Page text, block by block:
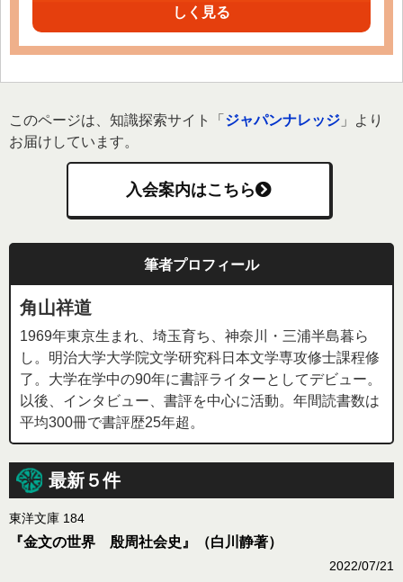
しく見る
このページは、知識探索サイト「 ジャパンナレッジ 」より
お届けしています。
入会案内はこちら
筆者プロフィール
角山祥道
1969年東京生まれ、埼玉育ち、神奈川・三浦半島暮ら
し。明治大学大学院文学研究科日本文学専攻修士課程修
了。大学在学中の90年に書評ライターとしてデビュー。
以後、インタビュー、書評を中心に活動。年間読書数は
平均300冊で書評歴25年超。
最新５件
東洋文庫 184
『金文の世界 殷周社会史』（白川静著）
2022/07/21